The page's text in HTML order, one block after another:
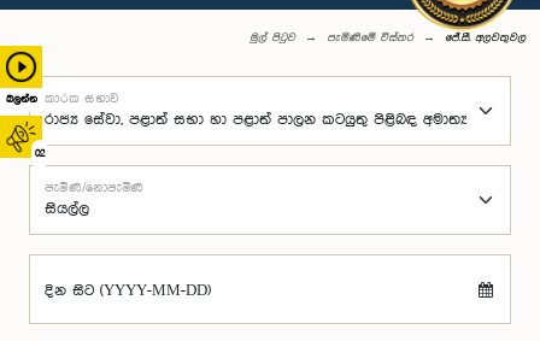
බලන්න
02
මුල් පිටුව පැමිණීමේ විස්තර ජේ.සී. අලවතුවල
කාරක සභාව
පැමිණි/නොපැමිණි
දින සිට (YYYY-MM-DD)